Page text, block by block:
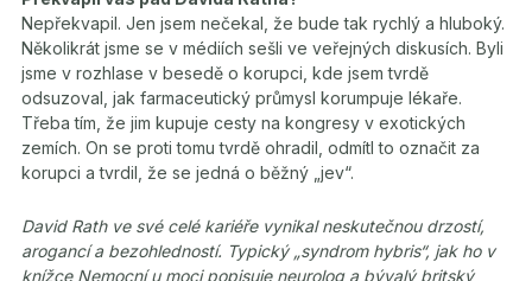
Nepřekvapil. Jen jsem nečekal, že bude tak rychlý a hluboký.
Několikrát jsme se v médiích sešli ve veřejných diskusích. Byli
jsme v rozhlase v besedě o korupci, kde jsem tvrdě
odsuzoval, jak farmaceutický průmysl korumpuje lékaře.
Třeba tím, že jim kupuje cesty na kongresy v exotických
zemích. On se proti tomu tvrdě ohradil, odmítl to označit za
korupci a tvrdil, že se jedná o běžný „jev“.
David Rath ve své celé kariéře vynikal neskutečnou drzostí,
arogancí a bezohledností. Typický „syndrom hybris“, jak ho v
knížce Nemocní u moci popisuje neurolog a bývalý britský